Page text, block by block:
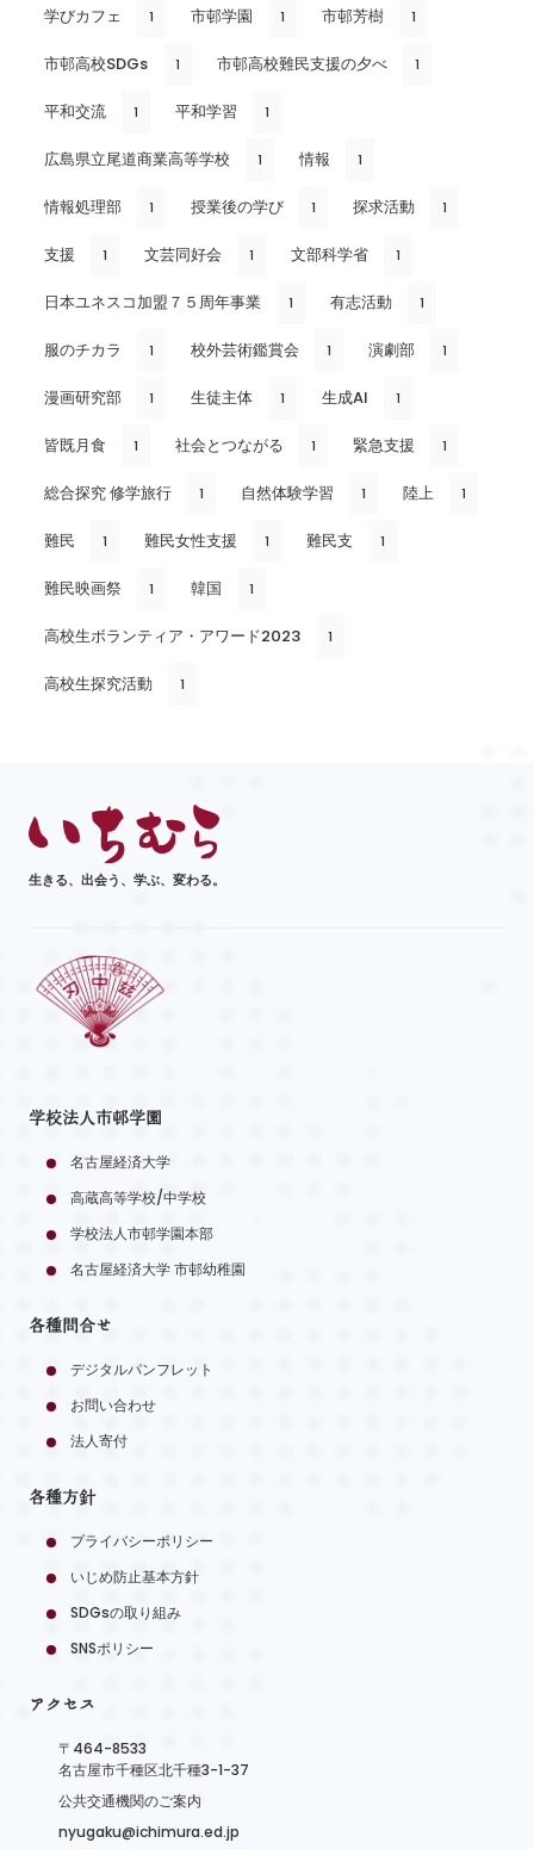
学びカフェ 1 市邨学園 1 市邨芳樹 1
市邨高校SDGs 1 市邨高校難民支援の夕べ 1
平和交流 1 平和学習 1
広島県立尾道商業高等学校 1 情報 1
情報処理部 1 授業後の学び 1 探求活動 1
支援 1 文芸同好会 1 文部科学省 1
日本ユネスコ加盟７５周年事業 1 有志活動 1
服のチカラ 1 校外芸術鑑賞会 1 演劇部 1
漫画研究部 1 生徒主体 1 生成AI 1
皆既月食 1 社会とつながる 1 緊急支援 1
総合探究 修学旅行 1 自然体験学習 1 陸上 1
難民 1 難民女性支援 1 難民支 1
難民映画祭 1 韓国 1
高校生ボランティア・アワード2023 1
高校生探究活動 1
生きる、出会う、学ぶ、変わる。
学校法人市邨学園
名古屋経済大学
高蔵高等学校/中学校
学校法人市邨学園本部
名古屋経済大学 市邨幼稚園
各種問合せ
デジタルパンフレット
お問い合わせ
法人寄付
各種方針
プライバシーポリシー
いじめ防止基本方針
SDGsの取り組み
SNSポリシー
アクセス
〒464-8533
名古屋市千種区北千種3-1-37
公共交通機関のご案内
nyugaku@ichimura.ed.jp